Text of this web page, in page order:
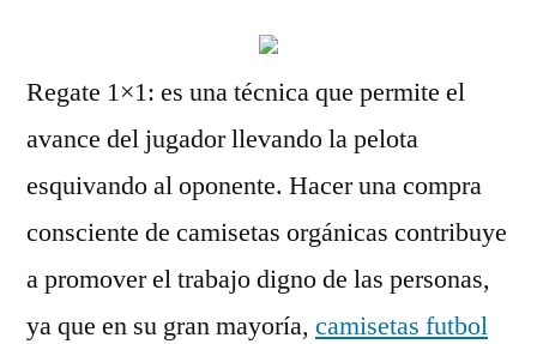
Regate 1×1: es una técnica que permite el
avance del jugador llevando la pelota
esquivando al oponente. Hacer una compra
consciente de camisetas orgánicas contribuye
a promover el trabajo digno de las personas,
ya que en su gran mayoría, camisetas futbol